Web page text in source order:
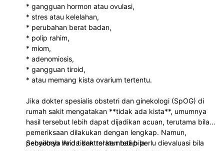
* gangguan hormon atau ovulasi,
* stres atau kelelahan,
* perubahan berat badan,
* polip rahim,
* miom,
* adenomiosis,
* gangguan tiroid,
* atau memang kista ovarium tertentu.
Jika dokter spesialis obstetri dan ginekologi (SpOG) di
rumah sakit mengatakan **tidak ada kista**, umumnya
hasil tersebut lebih dapat dijadikan acuan, terutama bila
pemeriksaan dilakukan dengan lengkap. Namun,
penyebab haid tidak teratur tetap perlu dievaluasi bila
Sebaiknya Anda kontrol kembali bila: